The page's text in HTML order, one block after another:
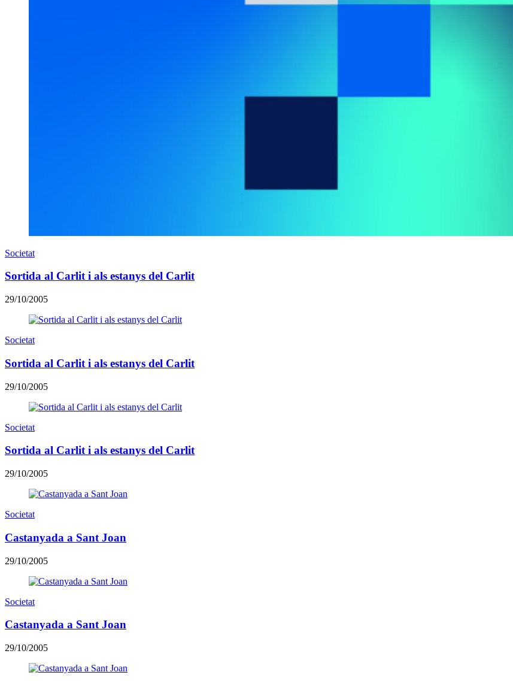
Societat
Sortida al Carlit i als estanys del Carlit
29/10/2005
Societat
Sortida al Carlit i als estanys del Carlit
29/10/2005
Societat
Sortida al Carlit i als estanys del Carlit
29/10/2005
Societat
Castanyada a Sant Joan
29/10/2005
Societat
Castanyada a Sant Joan
29/10/2005